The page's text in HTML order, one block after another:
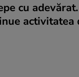
cu
activitatea